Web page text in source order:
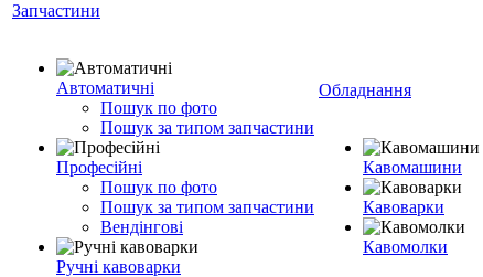
Запчастини
Автоматичні
Пошук по фото
Пошук за типом запчастини
Професійні
Пошук по фото
Пошук за типом запчастини
Вендінгові
Ручні кавоварки
Обладнання
Кавомашини
Кавоварки
Кавомолки